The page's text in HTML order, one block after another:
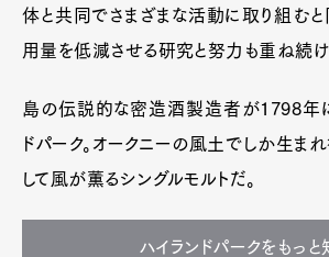
体と共同でさまざまな活動に取り組むと
用量を低減させる研究と努力も重ね続け
島の伝説的な密造酒製造者が1798年
ドパーク。オークニーの風土でしか生ま
して風が薫るシングルモルトだ。
ハイランドパークをもっと